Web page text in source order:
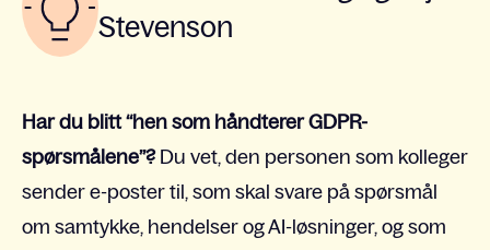
Stevenson
Har du blitt “hen som håndterer GDPR-
spørsmålene”? Du vet, den personen som kolleger
sender e-poster til, som skal svare på spørsmål
om samtykke, hendelser og AI-løsninger, og som